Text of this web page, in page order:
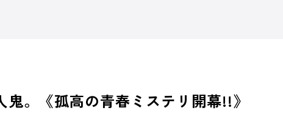
。《孤高の青春ミステリ開幕!!》